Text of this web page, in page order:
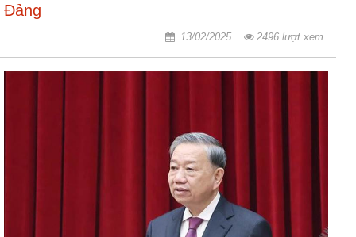
Đảng
13/02/2025 2496 lượt xem